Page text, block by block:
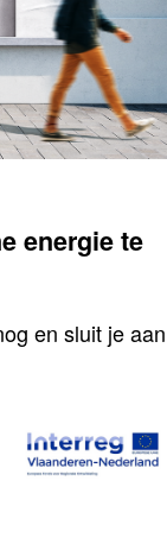
energie te
en sluit je aan